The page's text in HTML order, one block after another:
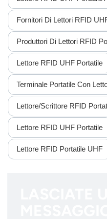
Fornitori Di Lettori RFID
Produttori Di Lettori RFID
Lettore RFID UHF Portatile
Terminale Portatile Con
Lettore/scrittore RFID
Lettore RFID UHF Portatile
Lettore RFID Portatile UHF